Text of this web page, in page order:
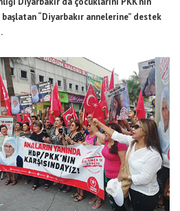
“Diyarbakır annelerine” destek